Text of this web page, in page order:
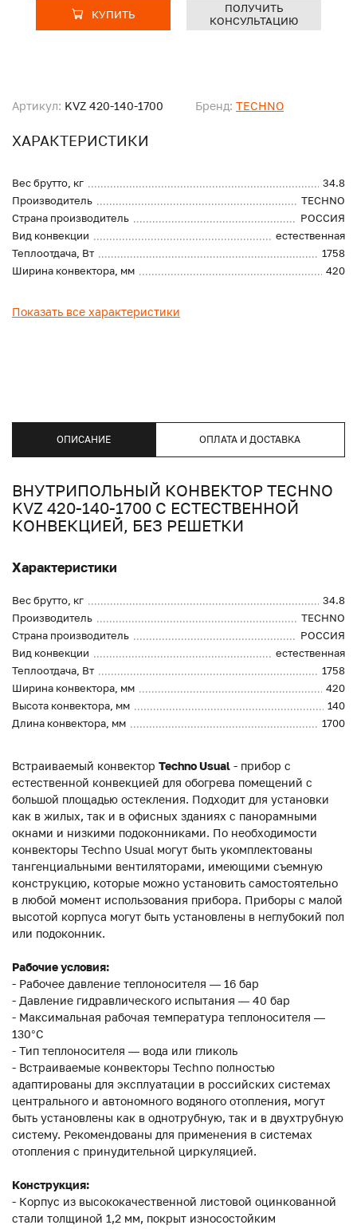
Артикул: KVZ 420-140-1700 Бренд: TECHNO
ХАРАКТЕРИСТИКИ
Вес брутто, кг
34.8
Производитель
TECHNO
Страна производитель
РОССИЯ
Вид конвекции
естественная
Теплоотдача, Вт
1758
Ширина конвектора, мм
420
Показать все характеристики
КУПИТЬ
ПОЛУЧИТЬ
КОНСУЛЬТАЦИЮ
ОПИСАНИЕ ОПЛАТА И ДОСТАВКА
ВНУТРИПОЛЬНЫЙ КОНВЕКТОР TECHNO
KVZ 420-140-1700 С ЕСТЕСТВЕННОЙ
КОНВЕКЦИЕЙ, БЕЗ РЕШЕТКИ
Характеристики
Вес брутто, кг
34.8
Производитель
TECHNO
Страна производитель
РОССИЯ
Вид конвекции
естественная
Теплоотдача, Вт
1758
Ширина конвектора, мм
420
Высота конвектора, мм
140
Длина конвектора, мм
1700
Встраиваемый конвектор Techno Usual - прибор с
естественной конвекцией для обогрева помещений с
большой площадью остекления. Подходит для установки
как в жилых, так и в офисных зданиях с панорамными
окнами и низкими подоконниками. По необходимости
конвекторы Techno Usual могут быть укомплектованы
тангенциальными вентиляторами, имеющими съемную
конструкцию, которые можно установить самостоятельно
в любой момент использования прибора. Приборы с малой
высотой корпуса могут быть установлены в неглубокий пол
или подоконник.
Рабочие условия:
- Рабочее давление теплоносителя — 16 бар
- Давление гидравлического испытания — 40 бар
- Максимальная рабочая температура теплоносителя —
130°С
- Тип теплоносителя — вода или гликоль
- Встраиваемые конвекторы Techno полностью
адаптированы для эксплуатации в российских системах
центрального и автономного водяного отопления, могут
быть установлены как в однотрубную, так и в двухтрубную
систему. Рекомендованы для применения в системах
отопления с принудительной циркуляцией.
Конструкция:
- Корпус из высококачественной листовой оцинкованной
стали толщиной 1,2 мм, покрыт износостойким